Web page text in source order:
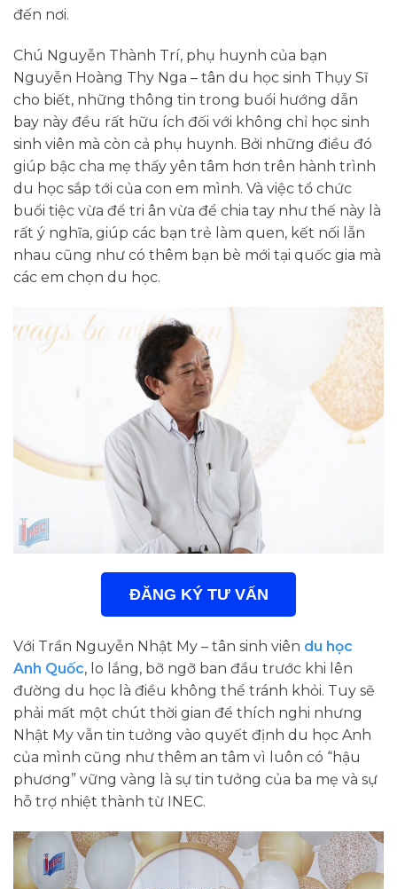
đến nơi.
Chú Nguyễn Thành Trí, phụ huynh của bạn
Nguyễn Hoàng Thy Nga – tân du học sinh Thụy Sĩ
cho biết, những thông tin trong buổi hướng dẫn
bay này đều rất hữu ích đối với không chỉ học sinh
sinh viên mà còn cả phụ huynh. Bởi những điều đó
giúp bậc cha mẹ thấy yên tâm hơn trên hành trình
du học sắp tới của con em mình. Và việc tổ chức
buổi tiệc vừa để tri ân vừa để chia tay như thế này là
rất ý nghĩa, giúp các bạn trẻ làm quen, kết nối lẫn
nhau cũng như có thêm bạn bè mới tại quốc gia mà
các em chọn du học.
ĐĂNG KÝ TƯ VẤN
Với Trần Nguyễn Nhật My – tân sinh viên du học
Anh Quốc, lo lắng, bỡ ngỡ ban đầu trước khi lên
đường du học là điều không thể tránh khỏi. Tuy sẽ
phải mất một chút thời gian để thích nghi nhưng
Nhật My vẫn tin tưởng vào quyết định du học Anh
của mình cũng như thêm an tâm vì luôn có “hậu
phương” vững vàng là sự tin tưởng của ba mẹ và sự
hỗ trợ nhiệt thành từ INEC.